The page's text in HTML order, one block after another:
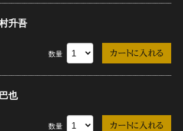
升吾
数量
也
数量